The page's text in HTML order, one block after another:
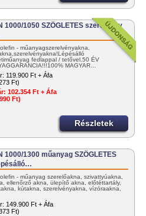
1000/1050 SZÖGLETES szerelvény
- műanyagszerelvényakna,
fedlappal / tetővel.50 ÉV
MAGYAR…
119.900 Ft + Áfa
Ft)
102.354 Ft + Áfa
Ft)
Részletek
1000/1300 műanyag SZÖGLETES
- műanyag szerelőakna, szivattyúakna,
ellenőrző akna, ülepítő akna, előtéttartály,
kútakna, szerelvényakna, vízóraakna,
149.900 Ft + Áfa
Ft)